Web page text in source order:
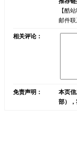
【酷
邮件联
相关评论：
免责声明：
本页
部）